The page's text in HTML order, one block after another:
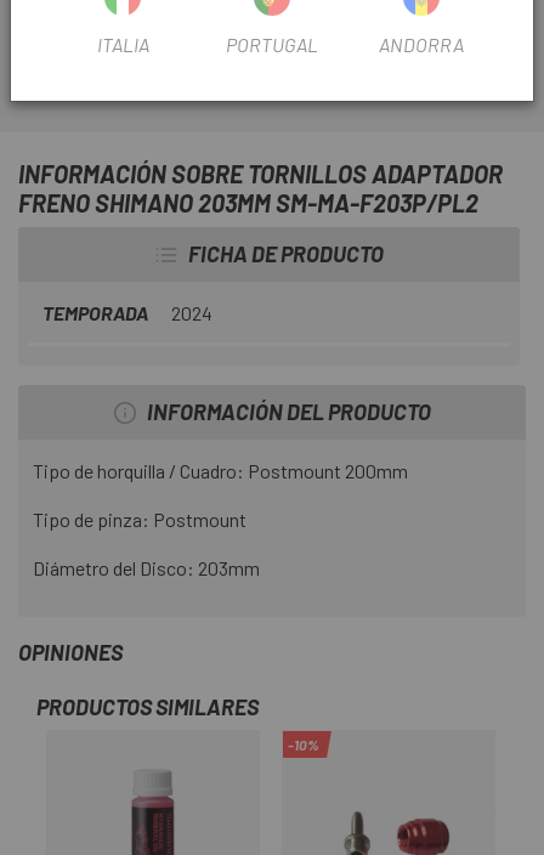
INFORMACIÓN SOBRE TORNILLOS ADAPTADOR
FRENO SHIMANO 203MM SM-MA-F203P/PL2
FICHA DE PRODUCTO
TEMPORADA 2024
INFORMACIÓN DEL PRODUCTO
Tipo de horquilla / Cuadro: Postmount 200mm
Tipo de pinza: Postmount
Diámetro del Disco: 203mm
OPINIONES
PRODUCTOS SIMILARES
-10%
ITALIA PORTUGAL ANDORRA